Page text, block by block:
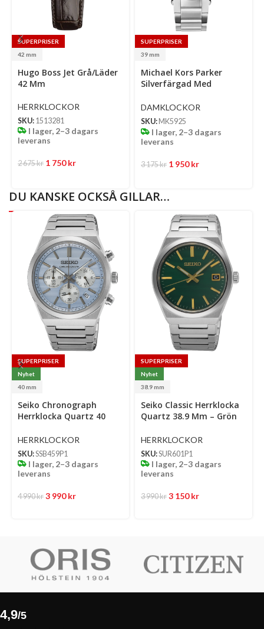
SUPERPRISER
42 mm
options
Hugo Boss Jet Grå/Läder
42 Mm
HERRKLOCKOR
SKU: 1513281
I lager, 2–3 dagars
leverans
2 675kr 1 750kr
SUPERPRISER
39 mm
Select
options
Michael Kors Parker
Silverfärgad Med
DAMKLOCKOR
SKU: MK5925
I lager, 2–3 dagars
leverans
3 175kr 1 950kr
DU KANSKE OCKSÅ GILLAR…
SUPERPRISER
Nyhet
40 mm
options
Seiko Chronograph
Herrklocka Quartz 40
Urtavla Med Stållänk
HERRKLOCKOR
SKU:SSB459P1
I lager, 2–3 dagars
leverans
4 990kr 3 990kr
SUPERPRISER
Nyhet
38.9 mm
options
Seiko Classic Herrklocka
Quartz 38.9 Mm – Grön
Stållänk
HERRKLOCKOR
SKU:SUR601P1
I lager, 2–3 dagars
leverans
3 990kr 3 150kr
4,9/5